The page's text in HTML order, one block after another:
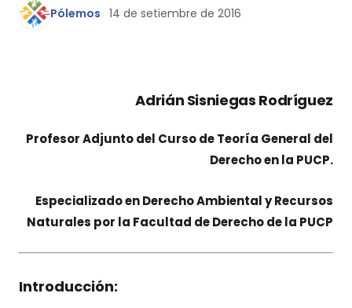
Pólemos 14 de setiembre de 2016
Adrián Sisniegas Rodríguez
Profesor Adjunto del Curso de Teoría General del
Derecho en la PUCP.
Especializado en Derecho Ambiental y Recursos
Naturales por la Facultad de Derecho de la PUCP
Introducción: